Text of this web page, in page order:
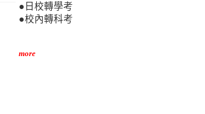
●日校轉學考
●校內轉科考
more